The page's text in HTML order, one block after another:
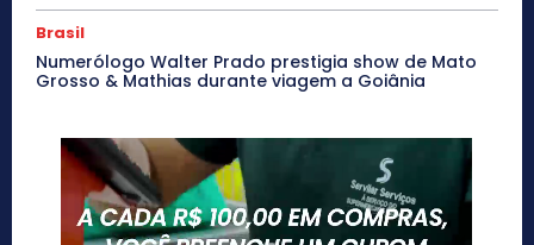
Brasil
Numerólogo Walter Prado prestigia show de Mato
Grosso & Mathias durante viagem a Goiânia